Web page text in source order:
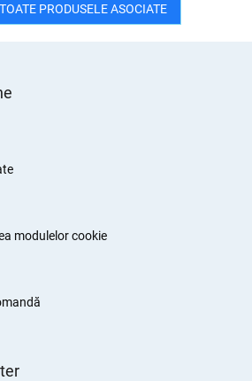
PRODUSELE ASOCIATE
modulelor cookie